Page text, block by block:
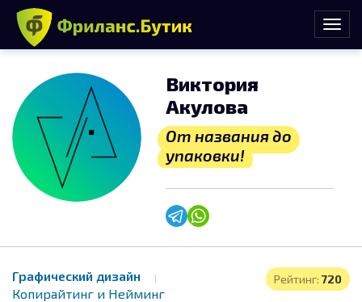
Виктория
Акулова
От названия до
упаковки!
Рейтинг: 720
Графический дизайн
Копирайтинг и Нейминг